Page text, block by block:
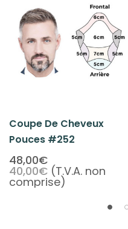
Coupe De Cheveux
Pouces #252
48,00€
40,00€ (T.V.A. non
comprise)